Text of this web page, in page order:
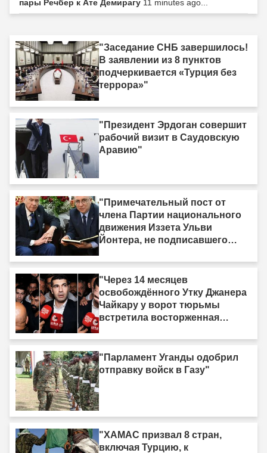
пары Речбер к Ате Демирагу 11 minutes ago...
"Заседание СНБ завершилось!
В заявлении из 8 пунктов
подчеркивается «Турция без
террора»"
"Президент Эрдоган совершит
рабочий визит в Саудовскую
Аравию"
"Примечательный пост от
члена Партии национального
движения Иззета Ульви
Йонтера, не подписавшего
есть одна жизнь, и она тоже
должна быть принесена в
жертву»"
"Через 14 месяцев
освобождённого Утку Джанера
Чайкару у ворот тюрьмы
встретила восторженная
"Парламент Уганды одобрил
отправку войск в Газу"
"ХАМАС призвал 8 стран,
включая Турцию, к